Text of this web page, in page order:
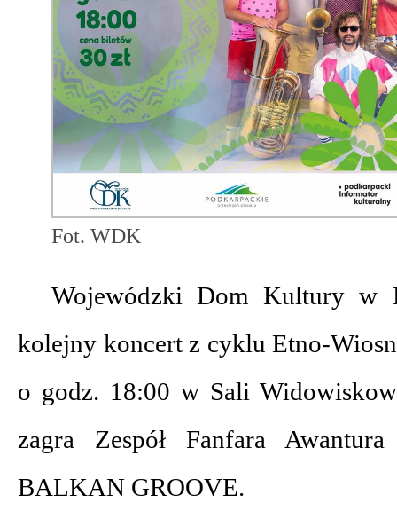
Fot. WDK
Wojewódzki Dom Kultury w
kolejny koncert z cyklu Etno-
o godz. 18:00 w Sali
zagra Zespół Fanfara
BALKAN GROOVE.